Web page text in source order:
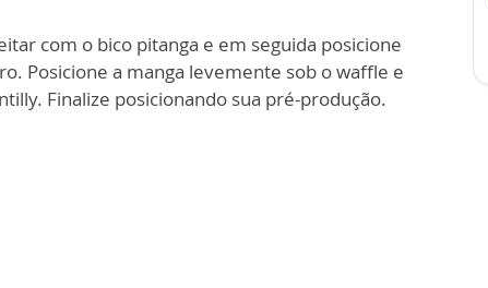
com o bico pitanga e em seguida posicione
Posicione a manga levemente sob o waffle e
Finalize posicionando sua pré-produção.